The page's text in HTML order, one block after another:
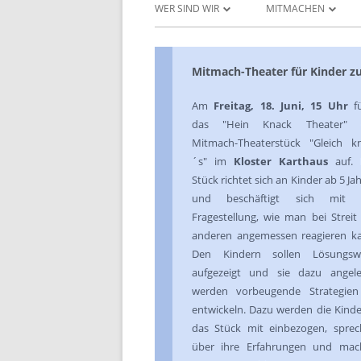
WER SIND WIR
DAS JUGENDFORUM
INITIATIVEN & AKTEURE
UNSERE AKTIVITÄTEN
DAS BERATUNGSGREMIUM
MITMACHEN
DOWNLOADS UND
Mitmach-Theater für Kinder
Am Freitag, 18. Juni, 15 Uhr
das "Hein Knack Theater"
Mitmach-Theaterstück "Gleich
´s" im Kloster Karthaus auf.
Stück richtet sich an Kinder ab 5
und beschäftigt sich mit
Fragestellung, wie man bei
anderen angemessen reagieren
Den Kindern sollen
aufgezeigt und sie dazu
werden vorbeugende
entwickeln. Dazu werden die
das Stück mit einbezogen,
über ihre Erfahrungen und